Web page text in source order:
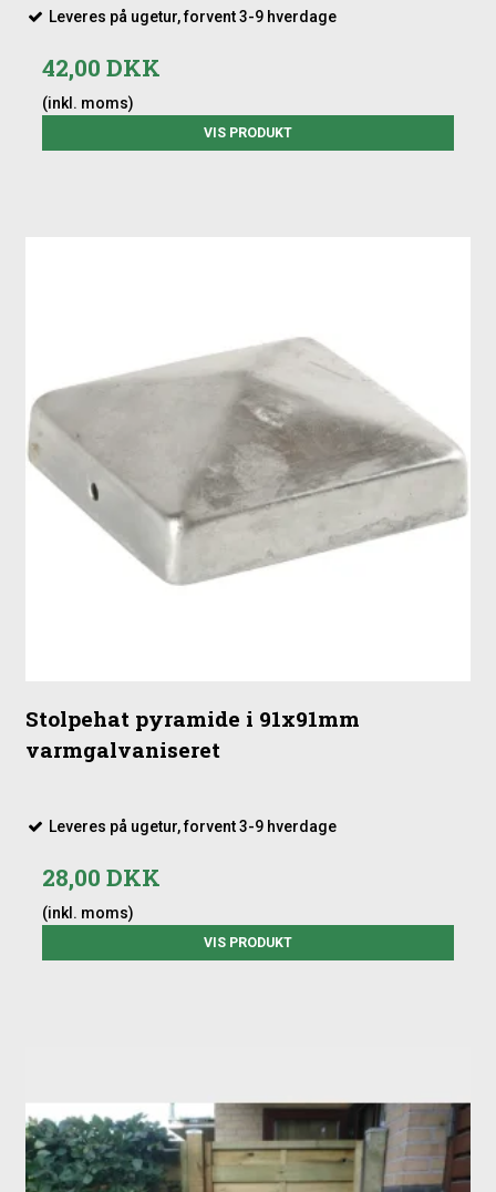
Leveres på ugetur, forvent 3-9 hverdage
42,00 DKK
(inkl. moms)
VIS PRODUKT
Stolpehat pyramide i 91x91mm
varmgalvaniseret
Leveres på ugetur, forvent 3-9 hverdage
28,00 DKK
(inkl. moms)
VIS PRODUKT